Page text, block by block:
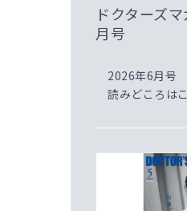
ドクターズ
月号
2026年6月号
読みどころは